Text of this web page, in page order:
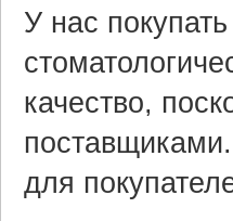
У нас
качество,
для